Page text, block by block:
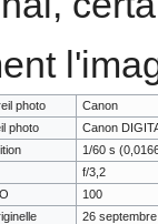
photo
Canon
photo
Canon
1/60 s
f/3,2
100
26